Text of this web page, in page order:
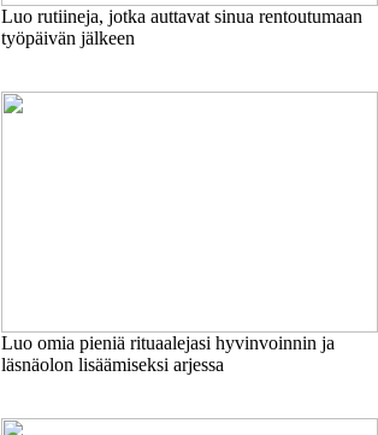
Luo rutiineja, jotka auttavat sinua rentoutumaan
työpäivän jälkeen
Luo omia pieniä rituaalejasi hyvinvoinnin ja
läsnäolon lisäämiseksi arjessa